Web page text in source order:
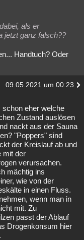
als er
jetzt ganz falsch??
Handtuch? Oder
09.05.2021 um 00:23
eher welche
Zustand auslösen
nackt aus der Sauna
"Poppers" sind
der Kreislauf ab und
mit der
verursachen.
mächtig ins
wie von der
in einen Fluss.
wenn man in
mit. Zu
passt der Ablauf
Drogenkonsum hier